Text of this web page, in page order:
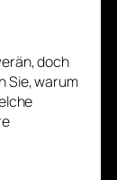
doch
Sie, warum